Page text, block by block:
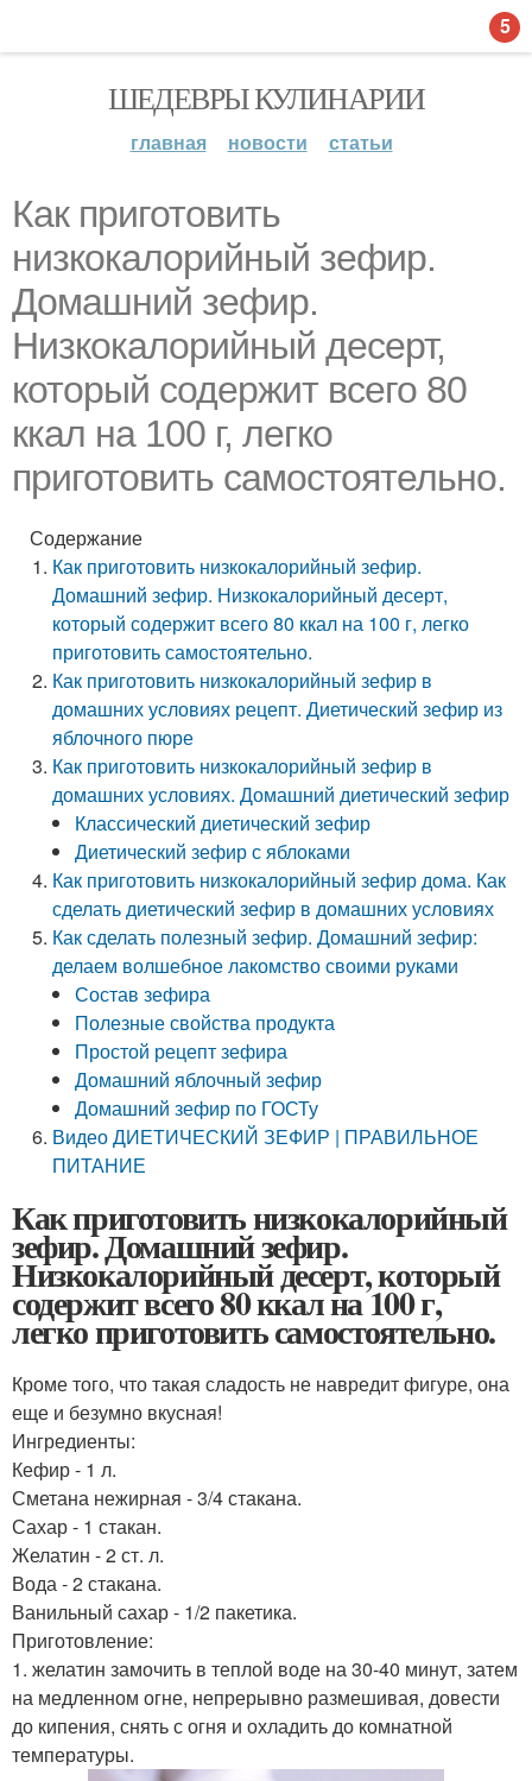
ШЕДЕВРЫ КУЛИНАРИИ
главная новости статьи
Как приготовить
низкокалорийный зефир.
Домашний зефир.
Низкокалорийный десерт,
который содержит всего 80
ккал на 100 г, легко
приготовить самостоятельно.
Содержание
Как приготовить низкокалорийный зефир.
Домашний зефир. Низкокалорийный десерт,
который содержит всего 80 ккал на 100 г, легко
приготовить самостоятельно.
Как приготовить низкокалорийный зефир в
домашних условиях рецепт. Диетический зефир из
яблочного пюре
Как приготовить низкокалорийный зефир в
домашних условиях. Домашний диетический зефир
Классический диетический зефир
Диетический зефир с яблоками
Как приготовить низкокалорийный зефир дома. Как
сделать диетический зефир в домашних условиях
Как сделать полезный зефир. Домашний зефир:
делаем волшебное лакомство своими руками
Состав зефира
Полезные свойства продукта
Простой рецепт зефира
Домашний яблочный зефир
Домашний зефир по ГОСТу
Видео ДИЕТИЧЕСКИЙ ЗЕФИР | ПРАВИЛЬНОЕ
ПИТАНИЕ
Как приготовить низкокалорийный
зефир. Домашний зефир.
Низкокалорийный десерт, который
содержит всего 80 ккал на 100 г,
легко приготовить самостоятельно.
Кроме того, что такая сладость не навредит фигуре, она
еще и безумно вкусная!
Ингредиенты:
Кефир - 1 л.
Сметана нежирная - 3/4 стакана.
Сахар - 1 стакан.
Желатин - 2 ст. л.
Вода - 2 стакана.
Ванильный сахар - 1/2 пакетика.
Приготовление:
1. желатин замочить в теплой воде на 30-40 минут, затем
на медленном огне, непрерывно размешивая, довести
до кипения, снять с огня и охладить до комнатной
температуры.
5